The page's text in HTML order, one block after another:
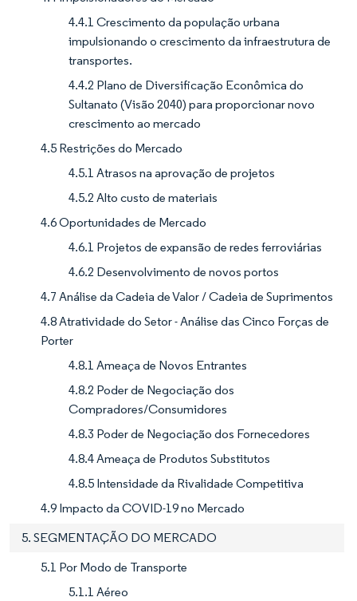
4.4.1 Crescimento da população urbana
impulsionando o crescimento da infraestrutura de
transportes.
4.4.2 Plano de Diversificação Econômica do
Sultanato (Visão 2040) para proporcionar novo
crescimento ao mercado
4.5 Restrições do Mercado
4.5.1 Atrasos na aprovação de projetos
4.5.2 Alto custo de materiais
4.6 Oportunidades de Mercado
4.6.1 Projetos de expansão de redes ferroviárias
4.6.2 Desenvolvimento de novos portos
4.7 Análise da Cadeia de Valor / Cadeia de Suprimentos
4.8 Atratividade do Setor - Análise das Cinco Forças de
Porter
4.8.1 Ameaça de Novos Entrantes
4.8.2 Poder de Negociação dos
Compradores/Consumidores
4.8.3 Poder de Negociação dos Fornecedores
4.8.4 Ameaça de Produtos Substitutos
4.8.5 Intensidade da Rivalidade Competitiva
4.9 Impacto da COVID-19 no Mercado
5. SEGMENTAÇÃO DO MERCADO
5.1 Por Modo de Transporte
5.1.1 Aéreo